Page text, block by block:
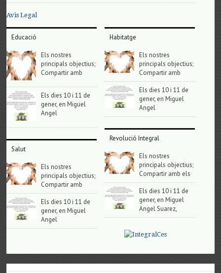
Avis Legal
Educació
Els nostres
principals objectius;
Compartir amb
Els dies 10 i 11 de
gener, en Miguel
Angel
Salut
Els nostres
principals objectius;
Compartir amb
Els dies 10 i 11 de
gener, en Miguel
Angel
Habitatge
Els nostres
principals objectius;
Compartir amb
Els dies 10 i 11 de
gener, en Miguel
Angel
Revolució Integral
Els nostres
principals objectius;
Compartir amb els
Els dies 10 i 11 de
gener, en Miguel
Angel Suarez,